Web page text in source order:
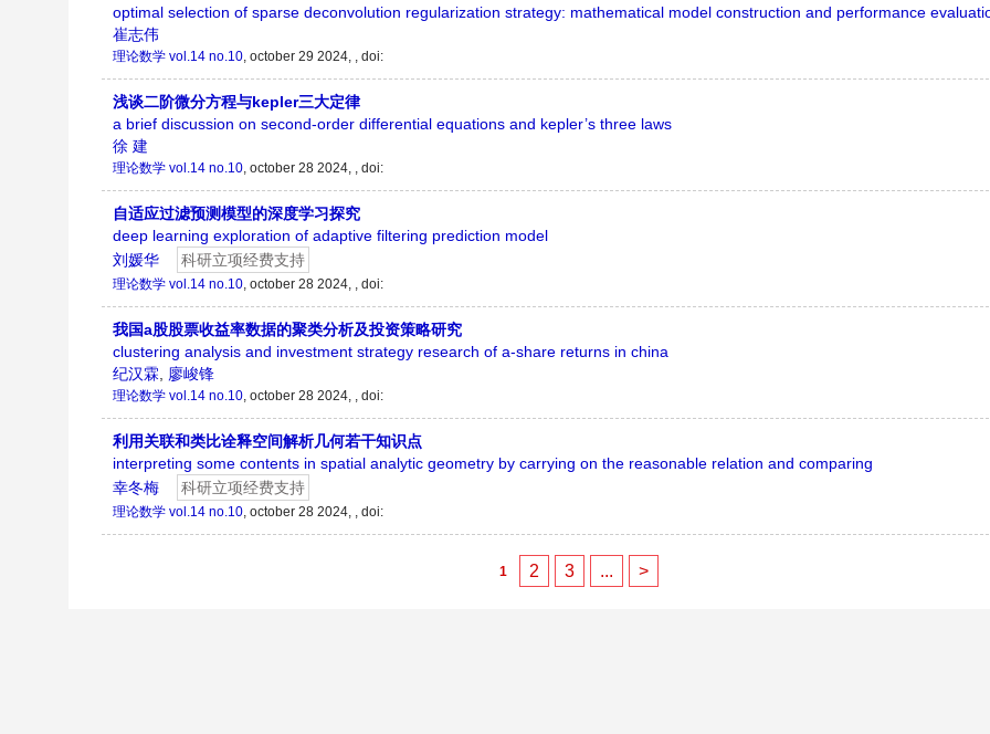
optimal selection of sparse deconvolution regularization strategy: mathematical model construction and performance
崔志伟
理论数学 vol.14 no.10, october 29 2024, , doi:
浅谈二阶微分方程与kepler三大定律
a brief discussion on second-order differential equations and kepler’s three laws
徐 建
理论数学 vol.14 no.10, october 28 2024, , doi:
自适应过滤预测模型的深度学习探究
deep learning exploration of adaptive filtering prediction model
刘媛华
科研立项经费支持
理论数学 vol.14 no.10, october 28 2024, , doi:
我国a股股票收益率数据的聚类分析及投资策略研究
clustering analysis and investment strategy research of a-share returns in china
纪汉霖
廖峻锋
理论数学 vol.14 no.10, october 28 2024, , doi:
利用关联和类比诠释空间解析几何若干知识点
interpreting some contents in spatial analytic geometry by carrying on the reasonable relation and comparing
幸冬梅
科研立项经费支持
理论数学 vol.14 no.10, october 28 2024, , doi:
1 2 3 ... >